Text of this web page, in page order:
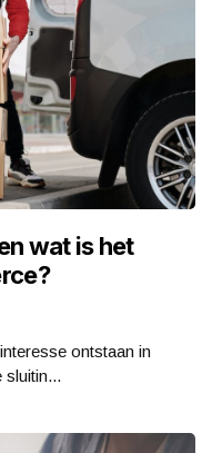
wat is het
ontstaan in
sluitin...